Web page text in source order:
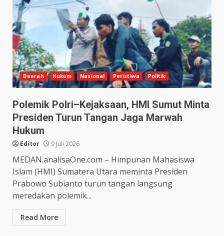
Daerah Hukum Nasional Peristiwa Politik
Polemik Polri–Kejaksaan, HMI Sumut Minta
Presiden Turun Tangan Jaga Marwah
Hukum
Editor 9 Juli 2026
MEDAN.analisaOne.com – Himpunan Mahasiswa
Islam (HMI) Sumatera Utara meminta Presiden
Prabowo Subianto turun tangan langsung
meredakan polemik...
Read More